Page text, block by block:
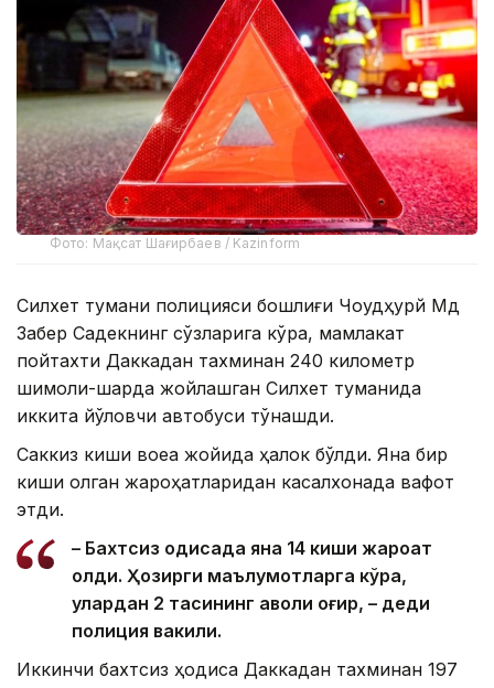
Фото: Мақсат Шағирбаев / Kazinform
Силхет тумани полицияси бошлиғи Чоудҳурй Мд
Забер Садекнинг сўзларига кўра, мамлакат
пойтахти Даккадан тахминан 240 километр
шимоли-шарқда жойлашган Силхет туманида
иккита йўловчи автобуси тўқнашди.
Саккиз киши воқеа жойида ҳалок бўлди. Яна бир
киши олган жароҳатларидан касалхонада вафот
этди.
– Бахтсиз ҳодисада яна 14 киши жароҳат
олди. Ҳозирги маълумотларга кўра,
улардан 2 тасининг аҳволи оғир, – деди
полиция вакили.
Иккинчи бахтсиз ҳодиса Даккадан тахминан 197